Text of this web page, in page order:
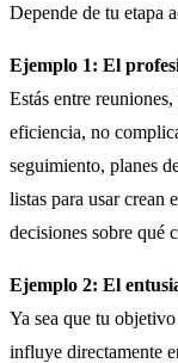
Depende de tu etapa
Ejemplo 1: El
Estás entre
eficiencia, no
seguimiento, planes
listas para usar crean
decisiones sobre qué
Ejemplo 2: El
Ya sea que tu
influye directamente